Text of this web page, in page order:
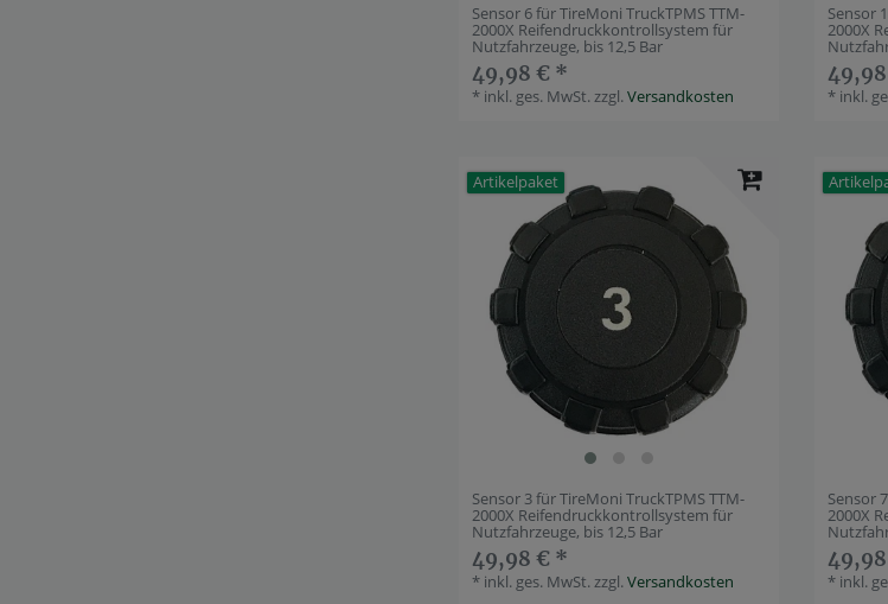
Sensor 6 für TireMoni TruckTPMS TTM-
2000X Reifendruckkontrollsystem für
Nutzfahrzeuge, bis 12,5 Bar
49,98 € *
* inkl. ges. MwSt.zzgl.Versandkosten
Sensor
2000X
* inkl.
Artikelpaket
Sensor 3 für TireMoni TruckTPMS TTM-
2000X Reifendruckkontrollsystem für
Nutzfahrzeuge, bis 12,5 Bar
49,98 € *
* inkl. ges. MwSt.zzgl.Versandkosten
Sensor
2000X
* inkl.